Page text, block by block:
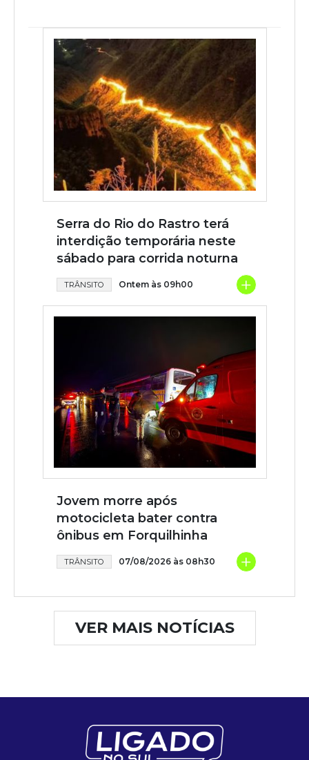
Serra do Rio do Rastro terá
interdição temporária neste
sábado para corrida noturna
TRÂNSITO Ontem às 09h00 +
Jovem morre após
motocicleta bater contra
ônibus em Forquilhinha
TRÂNSITO 07/08/2026 às 08h30 +
VER MAIS NOTÍCIAS